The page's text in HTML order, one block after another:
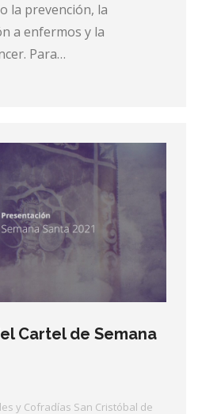
la prevención, la
a enfermos y la
Para…
Cartel de Semana
y Cofradías San Cristóbal de